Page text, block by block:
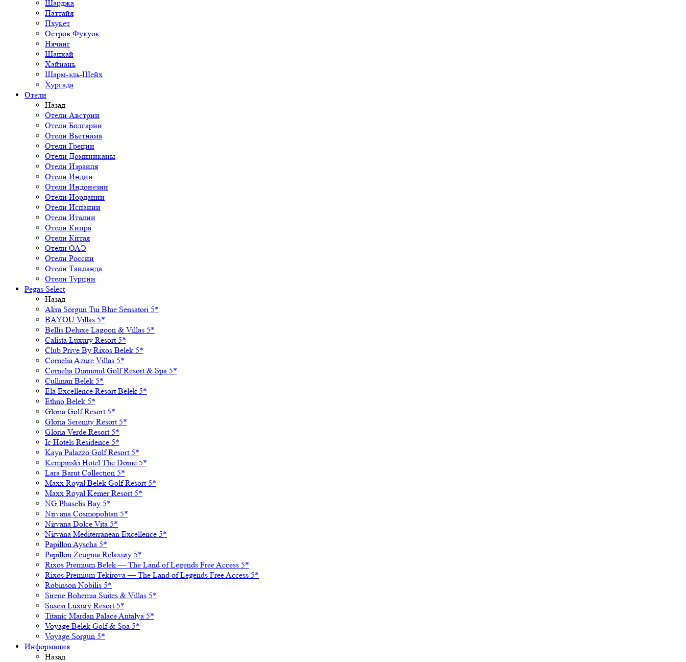
Шарджа
Паттайя
Пхукет
Остров Фукуок
Нячанг
Шанхай
Хайнань
Шарм-эль-Шейх
Хургада
Отели
Назад
Отели Австрии
Отели Болгарии
Отели Вьетнама
Отели Греции
Отели Доминиканы
Отели Израиля
Отели Индии
Отели Индонезии
Отели Иордании
Отели Испании
Отели Италии
Отели Кипра
Отели Китая
Отели ОАЭ
Отели России
Отели Таиланда
Отели Турции
Pegas Select
Назад
Akra Sorgun Tui Blue Sensatori 5*
BAYOU Villas 5*
Bellis Deluxe Lagoon & Villas 5*
Calista Luxury Resort 5*
Club Prive By Rixos Belek 5*
Cornelia Azure Villas 5*
Cornelia Diamond Golf Resort & Spa 5*
Cullinan Belek 5*
Ela Excellence Resort Belek 5*
Ethno Belek 5*
Gloria Golf Resort 5*
Gloria Serenity Resort 5*
Gloria Verde Resort 5*
Ic Hotels Residence 5*
Kaya Palazzo Golf Resort 5*
Kempinski Hotel The Dome 5*
Lara Barut Collection 5*
Maxx Royal Belek Golf Resort 5*
Maxx Royal Kemer Resort 5*
NG Phaselis Bay 5*
Nirvana Cosmopolitan 5*
Nirvana Dolce Vita 5*
Nirvana Mediterranean Excellence 5*
Papillon Ayscha 5*
Papillon Zeugma Relaxury 5*
Rixos Premium Belek — The Land of Legends Free Access 5*
Rixos Premium Tekirova — The Land of Legends Free Access 5*
Robinson Nobilis 5*
Sirene Bohemia Suites & Villas 5*
Susesi Luxury Resort 5*
Titanic Mardan Palace Antalya 5*
Voyage Belek Golf & Spa 5*
Voyage Sorgun 5*
Информация
Назад